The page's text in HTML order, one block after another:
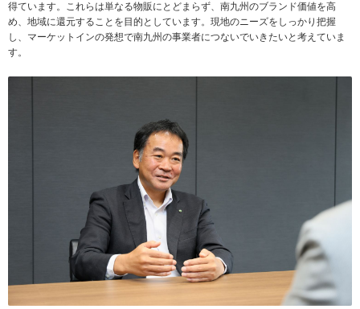
得ています。これらは単なる物販にとどまらず、南九州のブランド価値を高
め、地域に還元することを目的としています。現地のニーズをしっかり把握
し、マーケットインの発想で南九州の事業者につないでいきたいと考えていま
す。